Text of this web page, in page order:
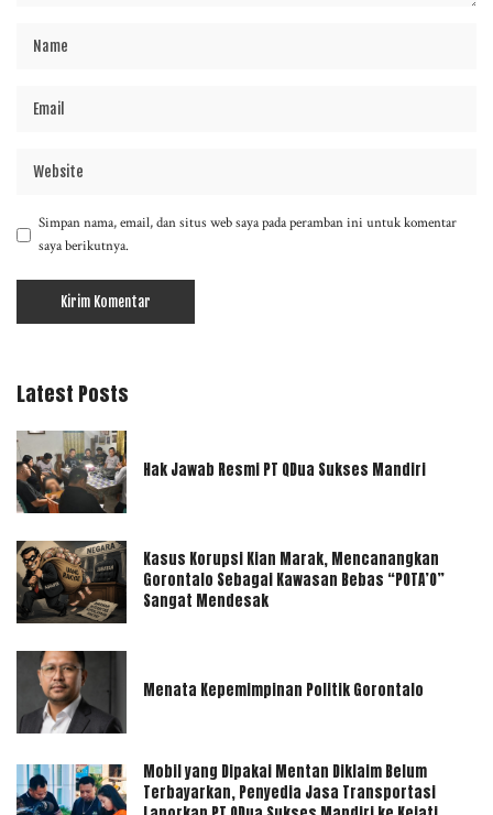
Simpan nama, email, dan situs web saya pada peramban ini untuk komentar
saya berikutnya.
Latest Posts
Hak Jawab Resmi PT QDua Sukses Mandiri
Kasus Korupsi Kian Marak, Mencanangkan
Gorontalo Sebagai Kawasan Bebas “POTA’O”
Sangat Mendesak
Menata Kepemimpinan Politik Gorontalo
Mobil yang Dipakai Mentan Diklaim Belum
Terbayarkan, Penyedia Jasa Transportasi